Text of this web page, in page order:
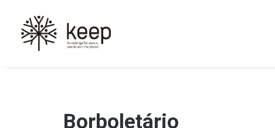
Borboletário